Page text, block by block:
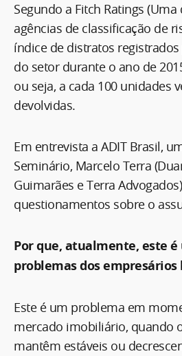
Segundo a Fitch Ratings
agências de classificação de
índice de distratos
do setor durante o ano de
ou seja, a cada 100 unidades
devolvidas.
Em entrevista a ADIT Brasil,
Seminário, Marcelo Terra
Guimarães e Terra
questionamentos sobre o
Por que, atualmente, este
problemas dos empresários
Este é um problema em
mercado imobiliário, quando
mantêm estáveis ou